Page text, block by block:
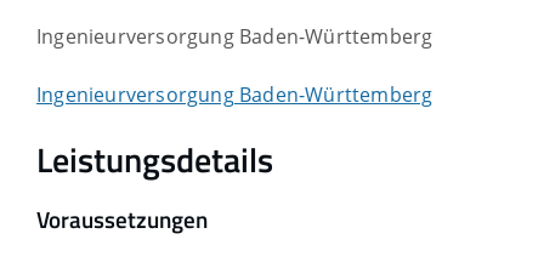
Ingenieurversorgung Baden-Württemberg
Ingenieurversorgung Baden-Württemberg
Leistungsdetails
Voraussetzungen